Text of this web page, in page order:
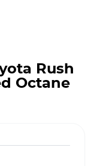
Rush
Octane